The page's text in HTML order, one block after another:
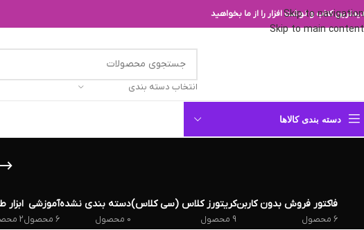
Skip to navigation
Skip to main content
کتاب و نوشت افزار را از ما بخواهید
انتخاب دسته بندی
دسته بندی کالاها
فاکتور فروش بدون کاربن
6 محصول
کریتورز کلاس (سی کلاس)
9 محصول
دسته بندی نشده
0 محصول
آموزشی
6 محصول 2 محصول